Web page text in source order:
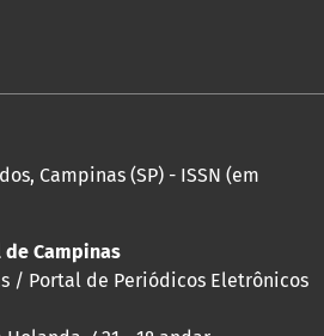
Campinas (SP) - ISSN (em
Campinas
/ Portal de Periódicos Eletrônicos